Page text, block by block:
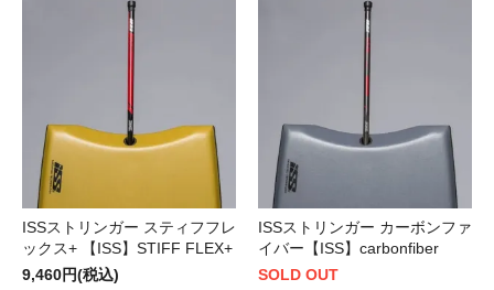
ISSストリンガー スティフフレ
ックス+ 【ISS】STIFF FLEX+
9,460円(税込)
ISSストリンガー カーボンファ
イバー【ISS】carbonfiber
SOLD OUT